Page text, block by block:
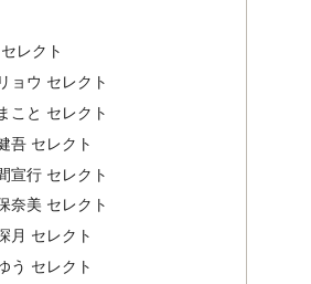
レクト
ョウ セレクト
こと セレクト
吾 セレクト
宣行 セレクト
奈美 セレクト
月 セレクト
う セレクト